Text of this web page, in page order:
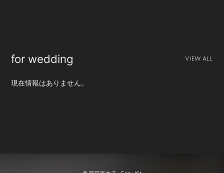
for wedding VIEW ALL
現在情報はありません。